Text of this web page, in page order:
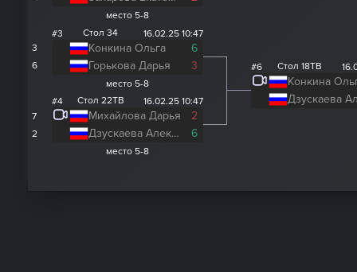
место 5-8
#3
Стол 34
16.02.25 10:47
3
Конкина Ольга 6
6 Горькова Дарья 3
место 5-8
#4
Стол 22ТВ
16.02.25 10:47
7
Михайлова Дарья 2
2 Дзускаева Александра 6
место 5-8
#6 Стол 18ТВ
Конкина